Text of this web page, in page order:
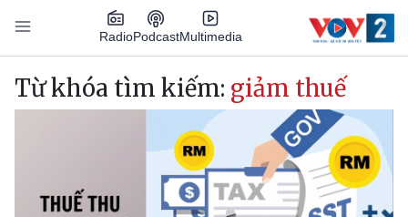
Nhảy đến nội dung
RadioPodcastMultimedia
Main navigation
Từ khóa tìm kiếm: giảm thuế